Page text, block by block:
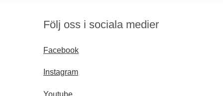
Följ oss i sociala medier
Facebook
Instagram
Youtube